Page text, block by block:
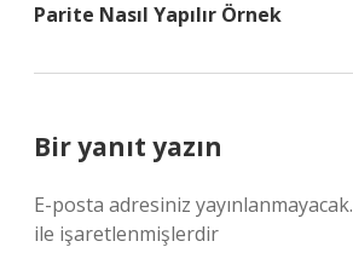
Parite Nasıl Yapılır Örnek
Bir yanıt yazın
E-posta adresiniz yayınlanmayacak.
ile işaretlenmişlerdir